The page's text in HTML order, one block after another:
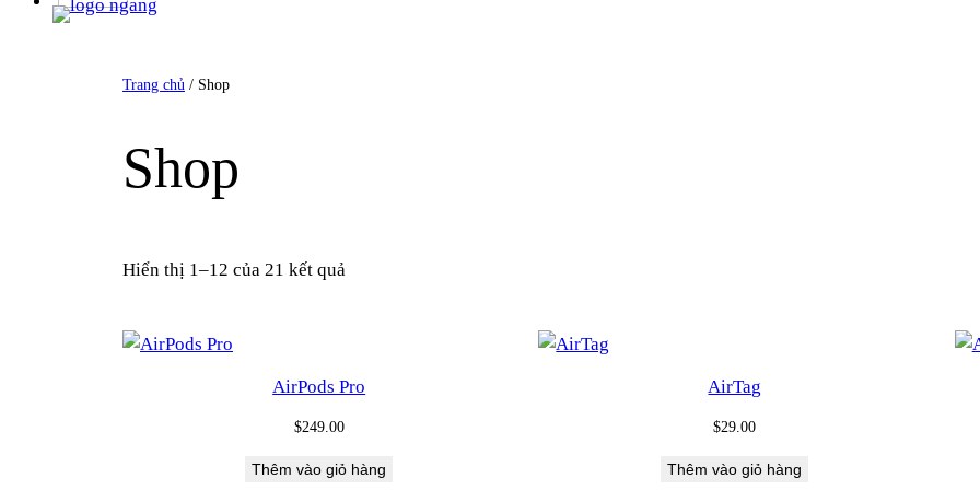
Trang chủ / Shop
Shop
Hiển thị 1–12 của 21 kết quả
AirPods Pro
$249.00
Thêm vào giỏ hàng
AirTag
$29.00
Thêm vào giỏ hàng